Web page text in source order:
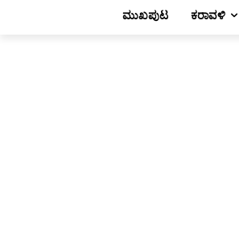
ಮುಖಪುಟ ಕರಾವಳಿ